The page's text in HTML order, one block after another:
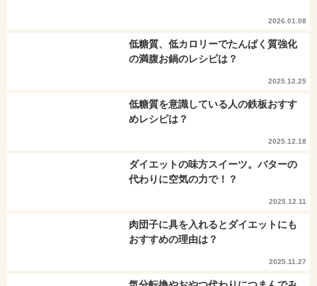
2026.01.08
低糖質、低カロリーでたんぱく質強化
の満腹お鍋のレシピは？
2025.12.25
低糖質を意識している人の鉄板おすす
めレシピは？
2025.12.18
ダイエットの味方スイーツ。バターの
代わりに空気の力で！？
2025.12.11
肉団子に具を入れるとダイエットにも
おすすめの理由は？
2025.11.27